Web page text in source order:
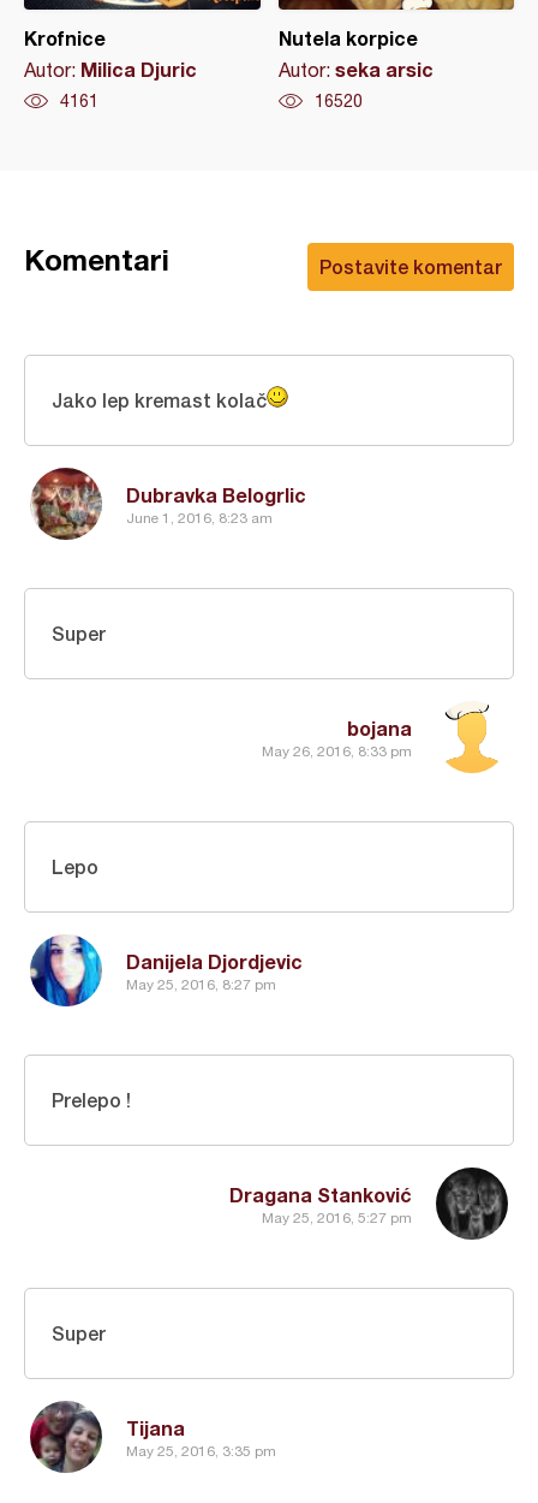
Krofnice
Autor: Milica Djuric
4161
Nutela korpice
Autor: seka arsic
16520
Postavite komentar
Komentari
Dubravka Belogrlic
June 1, 2016, 8:23 am
Jako lep kremast kolač
bojana
May 26, 2016, 8:33 pm
Super
Danijela Djordjevic
May 25, 2016, 8:27 pm
Lepo
Dragana Stanković
May 25, 2016, 5:27 pm
Prelepo !
Tijana
May 25, 2016, 3:35 pm
Super